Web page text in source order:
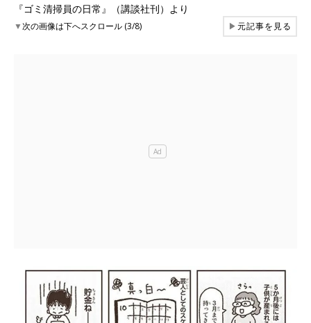
『ゴミ清掃員の日常』（講談社刊）より
▼次の画像は下へスクロール (3/8) ▶元記事を見る